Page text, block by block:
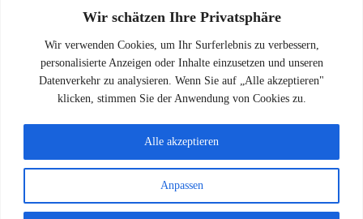
Wir schätzen Ihre Privatsphäre
Wir verwenden Cookies, um Ihr Surferlebnis zu verbessern,
personalisierte Anzeigen oder Inhalte einzusetzen und unseren
Datenverkehr zu analysieren. Wenn Sie auf „Alle akzeptieren"
klicken, stimmen Sie der Anwendung von Cookies zu.
Anpassen
Alle akzeptieren
INFOS
Impressum
Datenschutz
Kontakt
© 2026 SV 1923 Enkenbach e.V.